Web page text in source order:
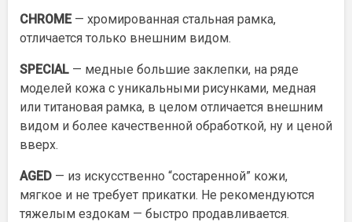
CHROME — хромированная стальная рамка,
отличается только внешним видом.
SPECIAL — медные большие заклепки, на ряде
моделей кожа с уникальными рисунками, медная
или титановая рамка, в целом отличается внешним
видом и более качественной обработкой, ну и ценой
вверх.
AGED — из искусственно “состаренной” кожи,
мягкое и не требует прикатки. Не рекомендуются
тяжелым ездокам — быстро продавливается.